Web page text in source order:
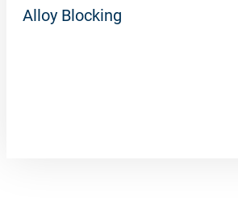
Alloy Blocking